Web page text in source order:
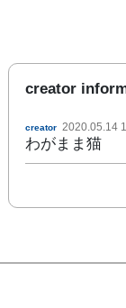
creator
creator 2020.05.14
わがまま猫